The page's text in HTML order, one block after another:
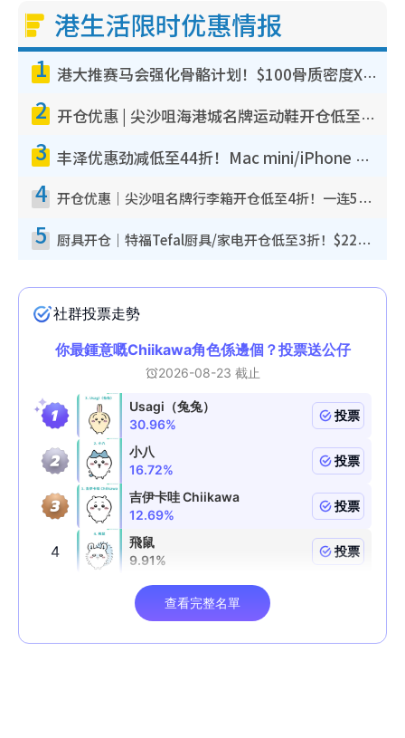
港生活限时优惠情报
1 港大推赛马会强化骨骼计划！$100骨质密度X光检查 完成免费运动训练送超市礼券！附参加资格
2 开仓优惠 | 尖沙咀海港城名牌运动鞋开仓低至1折！On鞋$899起/Joy&Peace鞋履$98起
3 丰泽优惠劲减低至44折！Mac mini/iPhone 17 Pro大减价！厨房家电$220起
4 开仓优惠｜尖沙咀名牌行李箱开仓低至4折！一连5日 American Tourister/ace./Hallmark $200起
5 厨具开仓｜特福Tefal厨具/家电开仓低至3折！$220起买平底锅/炒锅/汤锅！电饭煲/吸尘器/挂烫机$418起